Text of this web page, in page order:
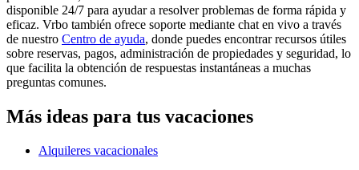
disponible 24/7 para ayudar a resolver problemas de forma rápida y
eficaz. Vrbo también ofrece soporte mediante chat en vivo a través
de nuestro Centro de ayuda, donde puedes encontrar recursos útiles
sobre reservas, pagos, administración de propiedades y seguridad, lo
que facilita la obtención de respuestas instantáneas a muchas
preguntas comunes.
Más ideas para tus vacaciones
Alquileres vacacionales